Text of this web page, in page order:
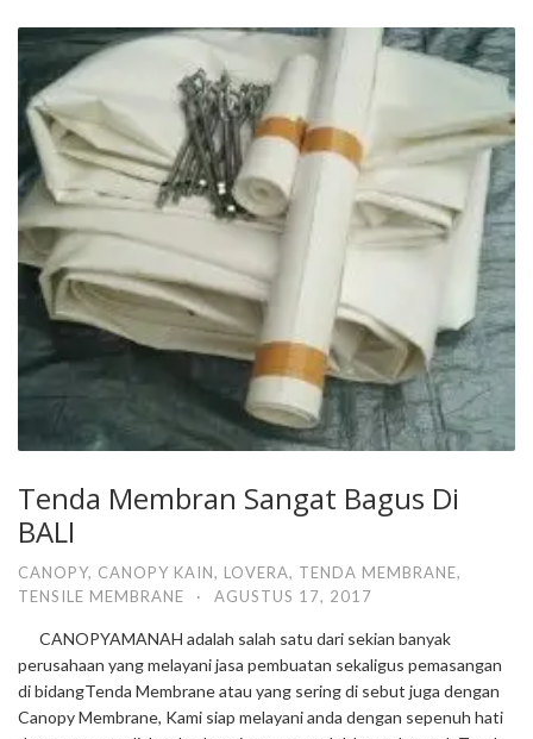
Tenda Membran Sangat Bagus Di
BALI
CANOPY, CANOPY KAIN, LOVERA, TENDA MEMBRANE,
TENSILE MEMBRANE
· AGUSTUS 17, 2017
CANOPYAMANAH adalah salah satu dari sekian banyak
perusahaan yang melayani jasa pembuatan sekaligus pemasangan
di bidangTenda Membrane atau yang sering di sebut juga dengan
Canopy Membrane, Kami siap melayani anda dengan sepenuh hati